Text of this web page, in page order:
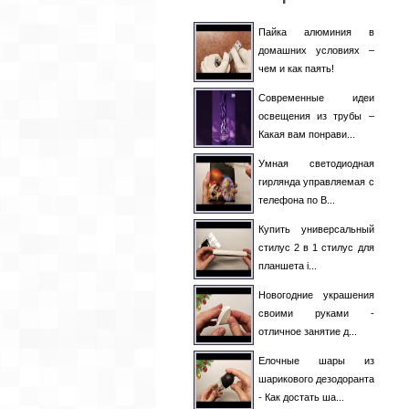
Люксембург [1]
Малайзия [1]
Мали [0]
Мальта [1]
Марокко [1]
Мексика
Молдова
[18]
Монтенегро
Нигерия [1]
Нидерланды
[0]
Никарагуа [0]
Новая Зеландия [1]
Норвегия [0]
Пакистан [4]
Панама [0]
Перу [1]
Польша [43]
Португалия [1]
Пуэрто-Рико [0]
Румыния [8]
Сауд. Аравия [2]
Пайка алюминия в
домашних условиях –
чем и как паять!
Современные идеи
освещения из трубы –
Какая вам понрави...
Умная светодиодная
гирлянда управляемая с
телефона по B...
Купить универсальный
стилус 2 в 1 стилус для
планшета i...
Новогодние украшения
своими руками -
отличное занятие д...
Елочные шары из
шарикового дезодоранта
- Как достать ша...